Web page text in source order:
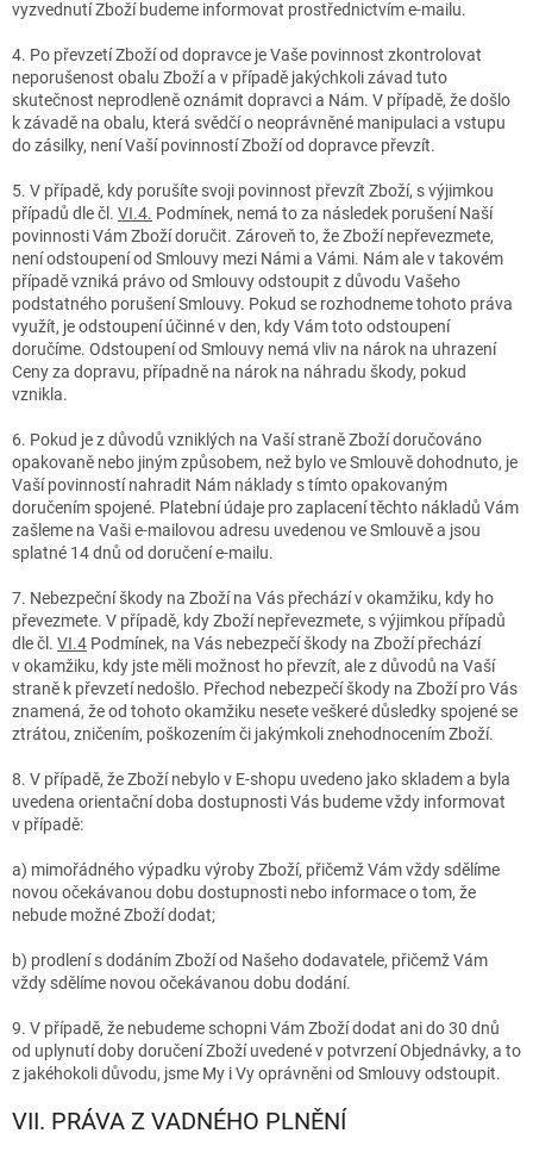
vyzvednutí Zboží budeme informovat prostřednictvím e-mailu.
4. Po převzetí Zboží od dopravce je Vaše povinnost zkontrolovat
neporušenost obalu Zboží a v případě jakýchkoli závad tuto
skutečnost neprodleně oznámit dopravci a Nám. V případě, že došlo
k závadě na obalu, která svědčí o neoprávněné manipulaci a vstupu
do zásilky, není Vaší povinností Zboží od dopravce převzít.
5. V případě, kdy porušíte svoji povinnost převzít Zboží, s výjimkou
případů dle čl. VI.4. Podmínek, nemá to za následek porušení Naší
povinnosti Vám Zboží doručit. Zároveň to, že Zboží nepřevezmete,
není odstoupení od Smlouvy mezi Námi a Vámi. Nám ale v takovém
případě vzniká právo od Smlouvy odstoupit z důvodu Vašeho
podstatného porušení Smlouvy. Pokud se rozhodneme tohoto práva
využít, je odstoupení účinné v den, kdy Vám toto odstoupení
doručíme. Odstoupení od Smlouvy nemá vliv na nárok na uhrazení
Ceny za dopravu, případně na nárok na náhradu škody, pokud
vznikla.
6. Pokud je z důvodů vzniklých na Vaší straně Zboží doručováno
opakovaně nebo jiným způsobem, než bylo ve Smlouvě dohodnuto, je
Vaší povinností nahradit Nám náklady s tímto opakovaným
doručením spojené. Platební údaje pro zaplacení těchto nákladů Vám
zašleme na Vaši e-mailovou adresu uvedenou ve Smlouvě a jsou
splatné 14 dnů od doručení e-mailu.
7. Nebezpeční škody na Zboží na Vás přechází v okamžiku, kdy ho
převezmete. V případě, kdy Zboží nepřevezmete, s výjimkou případů
dle čl. VI.4 Podmínek, na Vás nebezpečí škody na Zboží přechází
v okamžiku, kdy jste měli možnost ho převzít, ale z důvodů na Vaší
straně k převzetí nedošlo. Přechod nebezpečí škody na Zboží pro Vás
znamená, že od tohoto okamžiku nesete veškeré důsledky spojené se
ztrátou, zničením, poškozením či jakýmkoli znehodnocením Zboží.
8. V případě, že Zboží nebylo v E-shopu uvedeno jako skladem a byla
uvedena orientační doba dostupnosti Vás budeme vždy informovat
v případě:
a) mimořádného výpadku výroby Zboží, přičemž Vám vždy sdělíme
novou očekávanou dobu dostupnosti nebo informace o tom, že
nebude možné Zboží dodat;
b) prodlení s dodáním Zboží od Našeho dodavatele, přičemž Vám
vždy sdělíme novou očekávanou dobu dodání.
9. V případě, že nebudeme schopni Vám Zboží dodat ani do 30 dnů
od uplynutí doby doručení Zboží uvedené v potvrzení Objednávky, a to
z jakéhokoli důvodu, jsme My i Vy oprávněni od Smlouvy odstoupit.
VII. PRÁVA Z VADNÉHO PLNĚNÍ